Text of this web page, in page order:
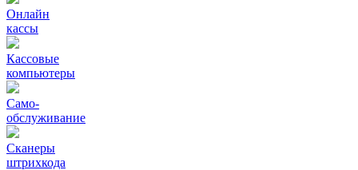
Онлайн
кассы
Кассовые
компьютеры
Само-
обслуживание
Сканеры
штрихкода